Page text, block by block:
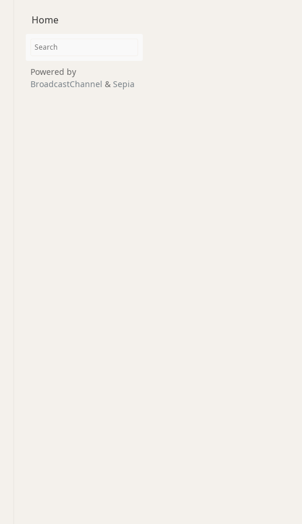
Home
Powered by
BroadcastChannel & Sepia